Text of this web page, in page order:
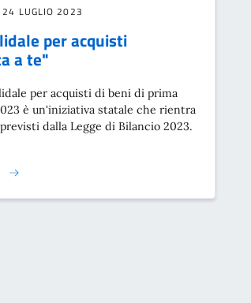
24 LUGLIO 2023
per acquisti
a te"
per acquisti di beni di prima
è un'iniziativa statale che rientra
dalla Legge di Bilancio 2023.
PER ACQUISTI "DEDICATA A TE"}